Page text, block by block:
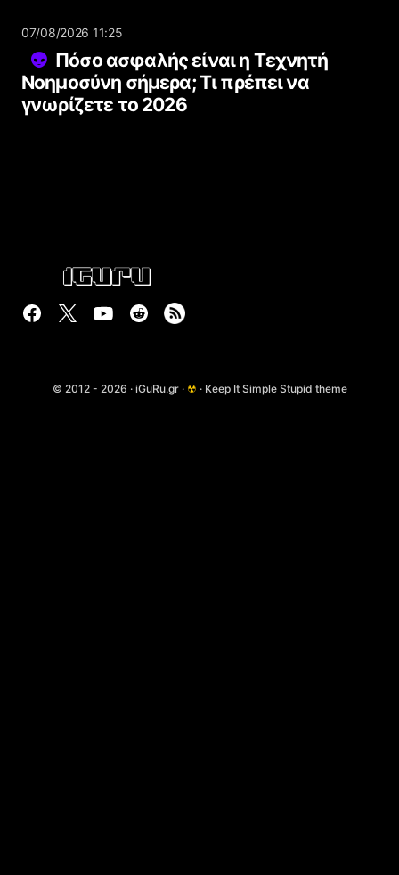
07/08/2026 11:25
Πόσο ασφαλής είναι η Τεχνητή
Νοημοσύνη σήμερα; Τι πρέπει να
γνωρίζετε το 2026
© 2012 - 2026 · iGuRu.gr · ☢ · Keep It Simple Stupid theme